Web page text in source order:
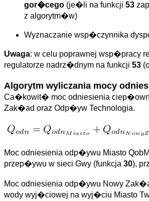
gor�cego (je�li na funkcji 53
z algorytm�w)
Wyznaczanie wsp�czynnika
Uwaga: w celu poprawnej wsp�pracy
regulatorze nadrz�dnym na funkcji 53
Algorytm wyliczania mocy
Ca�kowit� moc odniesienia
Zak�ad oraz Odp�yw Technologia.
Moc odniesienia odp�ywu Miasto
przep�ywu w sieci Gwy (funkcja 30),
Moc odniesienia odp�ywu Nowy
wody wyj�ciowej na wyj�ciu Miasto